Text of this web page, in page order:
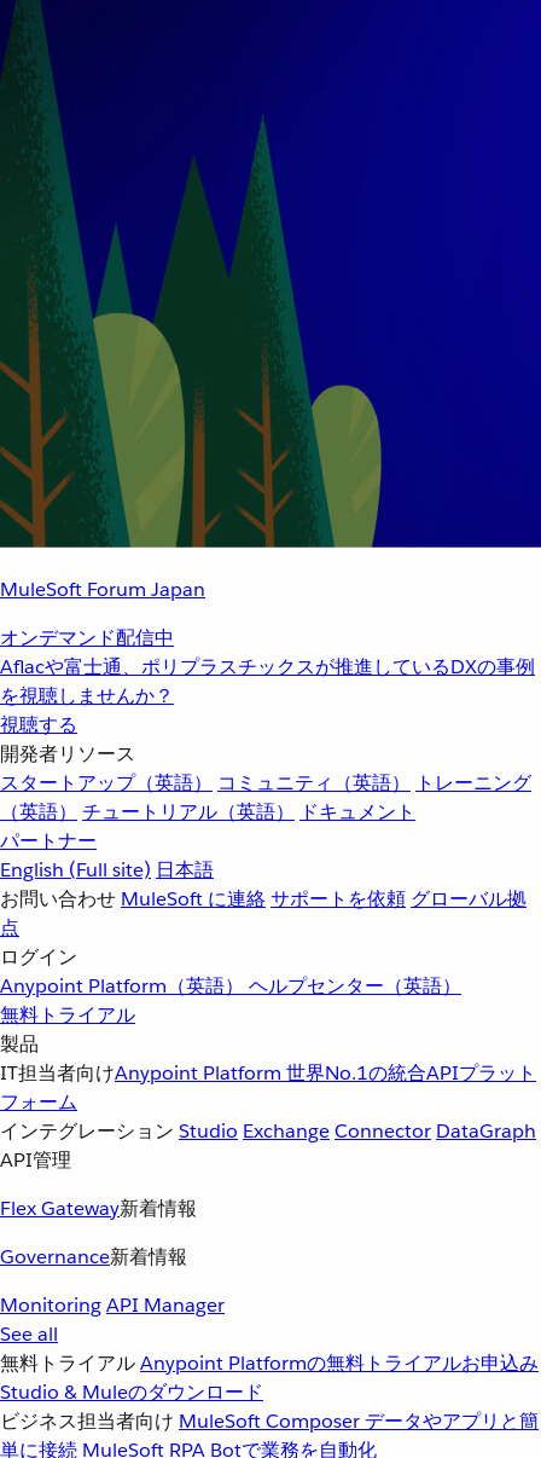
MuleSoft Forum Japan
オンデマンド配信中
Aflacや富士通、ポリプラスチックスが推進しているDXの事例
を視聴しませんか？
視聴する
開発者リソース
スタートアップ（英語）
コミュニティ（英語）
トレーニング
（英語）
チュートリアル（英語）
ドキュメント
パートナー
English (Full site) 日本語
お問い合わせ MuleSoft に連絡サポートを依頼 グローバル拠
点
ログイン
Anypoint Platform（英語） ヘルプセンター（英語）
無料トライアル
製品
IT担当者向けAnypoint Platform 世界No.1の統合APIプラット
フォーム
インテグレーション Studio ExchangeConnector DataGraph
API管理
Flex Gateway新着情報
Governance新着情報
MonitoringAPI Manager
See all
無料トライアルAnypoint Platformの無料トライアルお申込み
Studio & Muleのダウンロード
ビジネス担当者向け MuleSoft Composer データやアプリと簡
単に接続 MuleSoft RPA Botで業務を自動化